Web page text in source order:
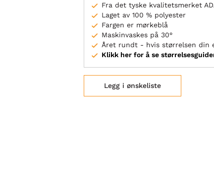
Fra det tyske kvalitetsmerket
Laget av 100 % polyester
Fargen er mørkeblå
Maskinvaskes på 30°
Året rundt - hvis størrelsen din
Klikk her for å se
Legg i ønskeliste